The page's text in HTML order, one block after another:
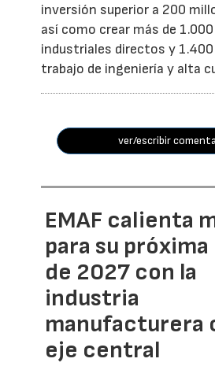
inversión superior a 200
así como crear más de
industriales directos y
trabajo de ingeniería y alta
ver/escribir
EMAF calienta
para su
de 2027 con la
industria
manufacturera
eje central